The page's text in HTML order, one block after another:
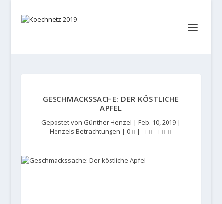
GESCHMACKSSACHE: DER KÖSTLICHE
APFEL
Gepostet von Günther Henzel | Feb. 10, 2019|
Henzels Betrachtungen | 0 |